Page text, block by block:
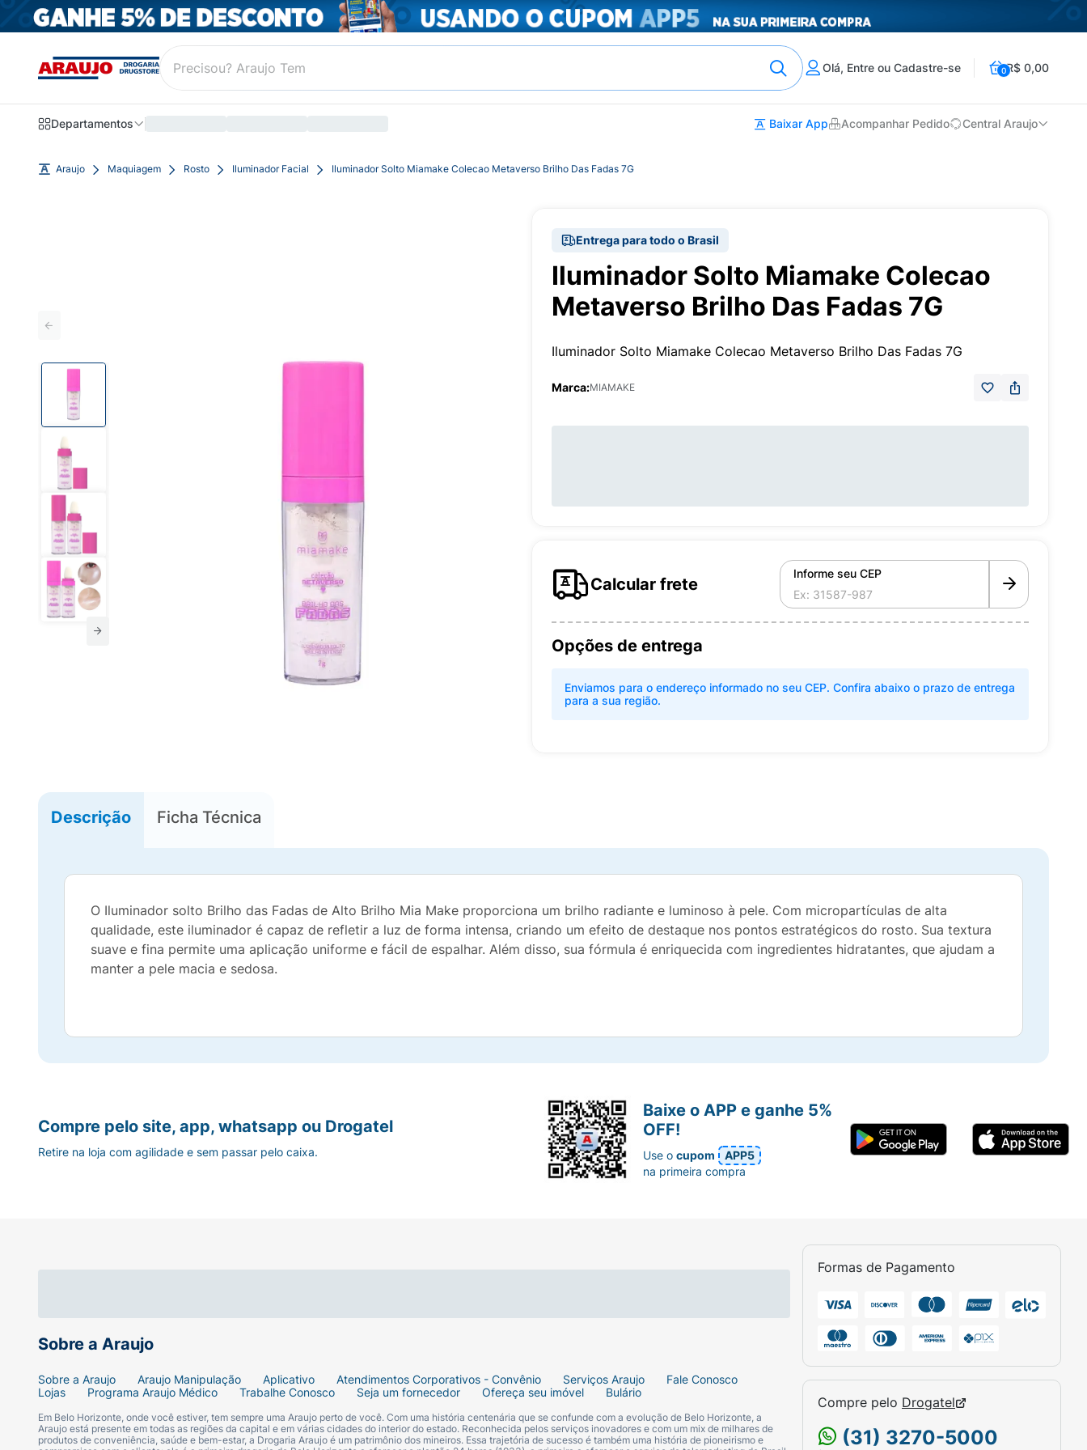
Olá, Entre ou Cadastre-se 0R$ 0,00
Departamentos Baixar App Acompanhar Pedido Central Araujo
Araujo Maquiagem Rosto Iluminador Facial Iluminador Solto Miamake Colecao Metaverso Brilho Das Fadas 7G
Entrega para todo o Brasil
Iluminador Solto Miamake Colecao
Metaverso Brilho Das Fadas 7G
Iluminador Solto Miamake Colecao Metaverso Brilho Das Fadas 7G
Marca:MIAMAKE
Calcular frete
Informe seu CEP
Opções de entrega
Enviamos para o endereço informado no seu CEP. Confira abaixo o prazo de entrega
para a sua região.
Descrição Ficha Técnica
O Iluminador solto Brilho das Fadas de Alto Brilho Mia Make proporciona um brilho radiante e luminoso à pele. Com micropartículas de alta
qualidade, este iluminador é capaz de refletir a luz de forma intensa, criando um efeito de destaque nos pontos estratégicos do rosto. Sua textura
suave e fina permite uma aplicação uniforme e fácil de espalhar. Além disso, sua fórmula é enriquecida com ingredientes hidratantes, que ajudam a
manter a pele macia e sedosa.
Sobre a Araujo
Sobre a Araujo Araujo Manipulação Aplicativo Atendimentos Corporativos - Convênio Serviços Araujo
Fale Conosco
Lojas
Programa Araujo Médico Trabalhe Conosco Seja um fornecedor Ofereça seu imóvel Bulário
Em Belo Horizonte, onde você estiver, tem sempre uma Araujo perto de você. Com uma história centenária que se confunde com a evolução de Belo Horizonte, a
Araujo está presente em todas as regiões da capital e em várias cidades do interior do estado. Reconhecida pelos serviços inovadores e com um mix de milhares de
produtos de conveniência, saúde e bem-estar, a Drogaria Araujo é um patrimônio dos mineiros. Essa trajetória de sucesso é também uma história de pioneirismo e
Formas de Pagamento
Compre pelo Drogatel
(31) 3270-5000
Compre pelo site, app, whatsapp ou Drogatel
Retire na loja com agilidade e sem passar pelo caixa.
Baixe o APP e ganhe 5%
OFF!
Use ocupom
APP5
na primeira compra